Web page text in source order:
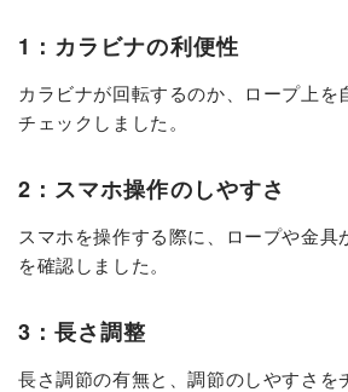
1：カラビナの利便性
カラビナが回転するのか、ロープ上を
チェックしました。
2：スマホ操作のしやすさ
スマホを操作する際に、ロープや金具
を確認しました。
3：長さ調整
長さ調節の有無と、調節のしやすさを